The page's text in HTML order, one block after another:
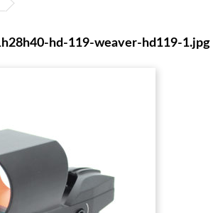
hd-119-weaver-hd119-1.jpg